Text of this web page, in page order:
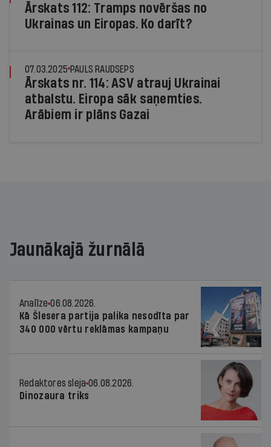
Ārskats 112: Tramps novēršas no
Ukrainas un Eiropas. Ko darīt?
07.03.2025 PAULS RAUDSEPS
Ārskats nr. 114: ASV atrauj Ukrainai
atbalstu. Eiropa sāk saņemties.
Arābiem ir plāns Gazai
Jaunākajā žurnālā
Analīze 06.08.2026.
Kā Šlesera partija palika nesodīta par
340 000 vērtu reklāmas kampaņu
Redaktores sleja 06.08.2026.
Dinozaura triks